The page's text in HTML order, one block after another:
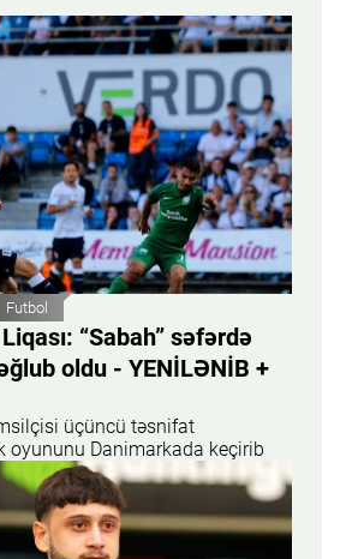
Futbol
“Sabah” səfərdə
oldu - YENİLƏNİB +
üçüncü təsnifat
oyununu Danimarkada keçirib